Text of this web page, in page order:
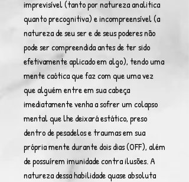
imprevisível (tanto por natureza analitica
quanto precognitiva) e incompreensível (a
natureza de seu ser e de seus poderes não
pode ser compreendida antes de ter sido
efetivamente aplicado em algo), tendo uma
mente caótica que faz com que uma vez
que alguém entre em sua cabeça
imediatamente venha a sofrer um colapso
mental que lhe deixará estático, preso
dentro de pesadelos e traumas em sua
própria mente durante dois dias (OFF), além
de possuírem imunidade contra ilusões. A
natureza dessa habilidade quase absoluta